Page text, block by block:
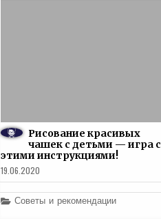
Рисование красивых
чашек с детьми — игра с
этими инструкциями!
19.06.2020
Posted
Советы и рекомендации